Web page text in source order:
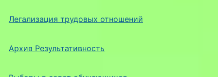
Легализация трудовых отношений
Архив Результативность